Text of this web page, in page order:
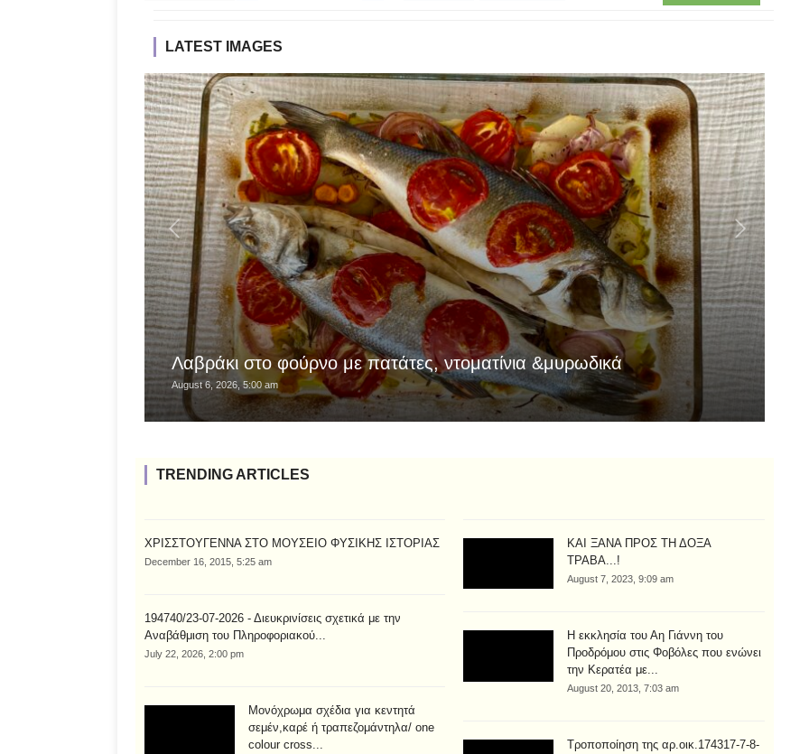
LATEST IMAGES
Λαβράκι στο φούρνο με πατάτες, ντοματίνια &μυρωδικά
August 6, 2026, 5:00 am
TRENDING ARTICLES
ΧΡΙΣΣΤΟΥΓΕΝΝΑ ΣΤΟ ΜΟΥΣΕΙΟ ΦΥΣΙΚΗΣ ΙΣΤΟΡΙΑΣ
December 16, 2015, 5:25 am
194740/23-07-2026 - Διευκρινίσεις σχετικά με την
Αναβάθμιση του Πληροφοριακού...
July 22, 2026, 2:00 pm
Μονόχρωμα σχέδια για κεντητά
σεμέν,καρέ ή τραπεζομάντηλα/ one
colour cross...
ΚΑΙ ΞΑΝΑ ΠΡΟΣ ΤΗ ΔΟΞΑ
ΤΡΑΒΑ...!
August 7, 2023, 9:09 am
Η εκκλησία του Αη Γιάννη του
Προδρόμου στις Φοβόλες που ενώνει
την Κερατέα με...
August 20, 2013, 7:03 am
Τροποποίηση της αρ.οικ.174317-7-8-